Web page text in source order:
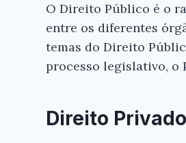
O Direito Público é o
entre os diferentes
temas do Direito
processo legislativo, o
Direito